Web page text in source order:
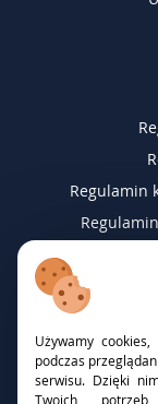
Regulamin
Używamy
podczas
serwisu. Dzięki
Twoich